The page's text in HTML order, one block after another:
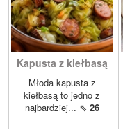
Kapusta z kiełbasą
Młoda kapusta z
kiełbasą to jedno z
najbardziej... ⇖ 26